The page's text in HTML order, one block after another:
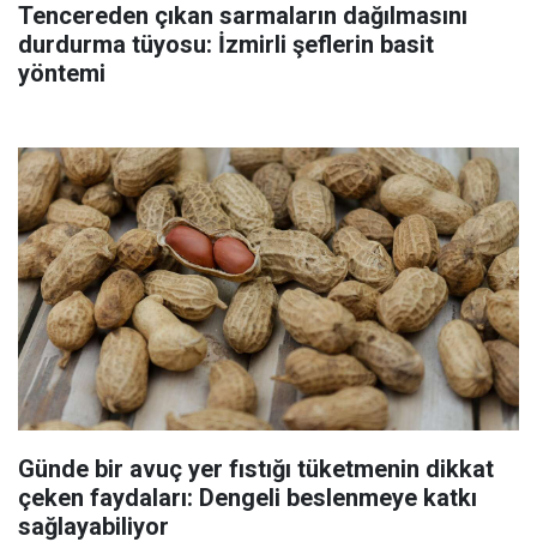
Tencereden çıkan sarmaların dağılmasını
durdurma tüyosu: İzmirli şeflerin basit
yöntemi
Günde bir avuç yer fıstığı tüketmenin dikkat
çeken faydaları: Dengeli beslenmeye katkı
sağlayabiliyor